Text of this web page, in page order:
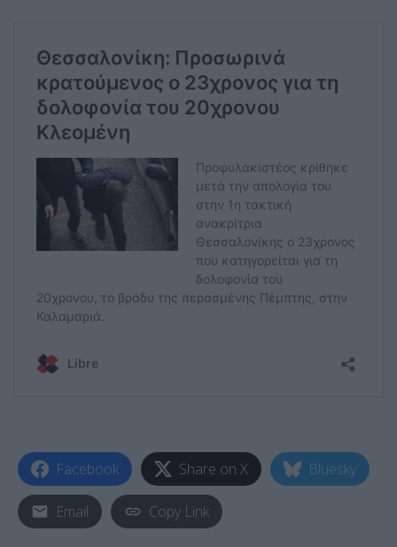
Facebook Share on X Bluesky
Email Copy Link